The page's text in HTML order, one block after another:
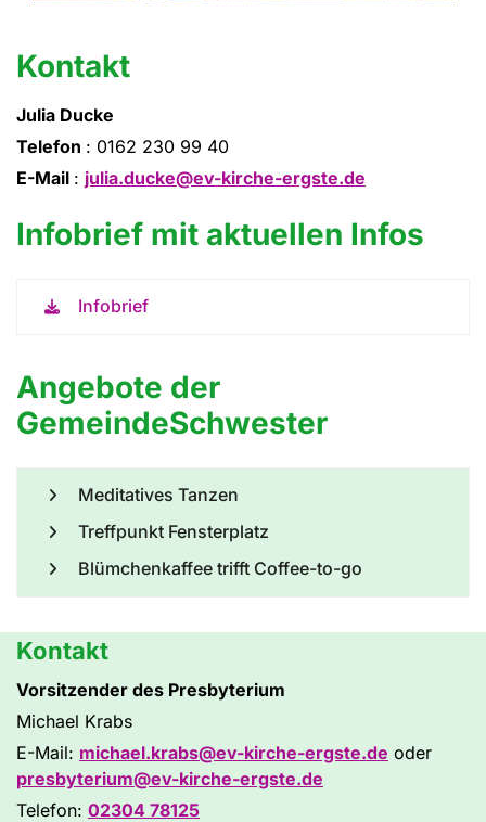
Kontakt
Julia Ducke
Telefon : 0162 230 99 40
E-Mail : julia.ducke@ev-kirche-ergste.de
Infobrief mit aktuellen Infos
Infobrief
Angebote der
GemeindeSchwester
Meditatives Tanzen
Treffpunkt Fensterplatz
Blümchenkaffee trifft Coffee-to-go
Kontakt
Vorsitzender des Presbyterium
Michael Krabs
E-Mail: michael.krabs@ev-kirche-ergste.de oder
presbyterium@ev-kirche-ergste.de
Telefon: 02304 78125